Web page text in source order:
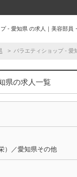
- 愛知県 の求人｜美容部員
バラエティショップ - 愛
県の求人一覧
）／愛知県その他